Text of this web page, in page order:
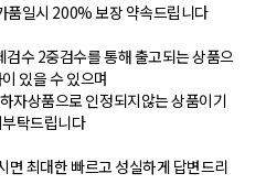
품일시 200% 보장 약속드립니다
수 2중검수를 통해 출고되는 상품으
있을 수 있으며
자상품으로 인정되지않는 상품이기
탁드립니다
면 최대한 빠르고 성실하게 답변드리